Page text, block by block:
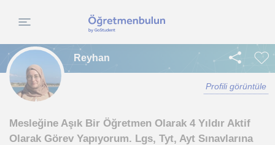
Reyhan
Profili görüntüle
Mesleğine Aşık Bir Öğretmen Olarak 4 Yıldır Aktif
Olarak Görev Yapıyorum. Lgs, Tyt, Ayt Sınavlarına